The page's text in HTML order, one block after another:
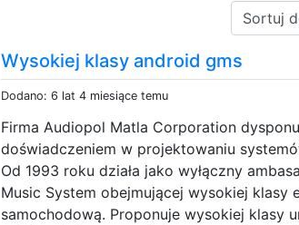
Sortuj:
Wysokiej klasy android gms
Dodano: 6 lat 4 miesiące temu
Firma Audiopol Matla Corporation
doświadczeniem w projektowaniu
Od 1993 roku działa jako wyłączny
Music System obejmującej wysokiej klasy
samochodową. Proponuje wysokiej klasy